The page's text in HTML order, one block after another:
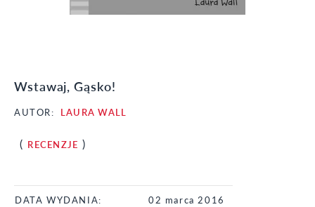
Wstawaj, Gąsko!
AUTOR: LAURA WALL
( RECENZJE )
DATA WYDANIA: 02 marca 2016